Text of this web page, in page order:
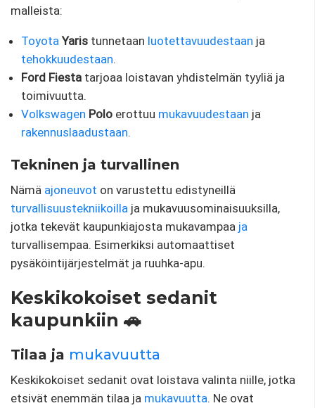
malleista:
Toyota Yaris tunnetaan luotettavuudestaan ​​ja
tehokkuudestaan.
Ford Fiesta tarjoaa loistavan yhdistelmän tyyliä ja
toimivuutta.
Volkswagen Polo erottuu mukavuudestaan ​​ja
rakennuslaadustaan.
Tekninen ja turvallinen
Nämä ajoneuvot on varustettu edistyneillä
turvallisuustekniikoilla ja mukavuusominaisuuksilla,
jotka tekevät kaupunkiajosta mukavampaa ja
turvallisempaa. Esimerkiksi automaattiset
pysäköintijärjestelmät ja ruuhka-apu.
Keskikokoiset sedanit
kaupunkiin 🚗
Tilaa ja mukavuutta
Keskikokoiset sedanit ovat loistava valinta niille, jotka
etsivät enemmän tilaa ja mukavuutta. Ne ovat